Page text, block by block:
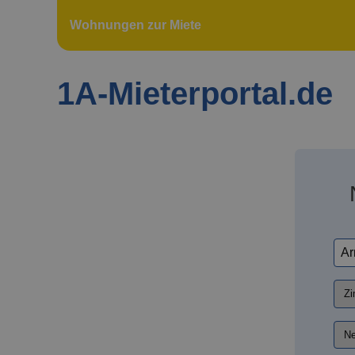
Wohnungen zur Miete
1A-Mieterportal.de